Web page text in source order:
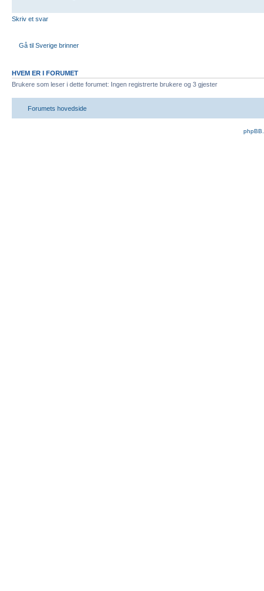
Skriv et svar
Gå til Sverige brinner
HVEM ER I FORUMET
Brukere som leser i dette forumet: Ingen registrerte brukere og 3 gjester
Forumets hovedside